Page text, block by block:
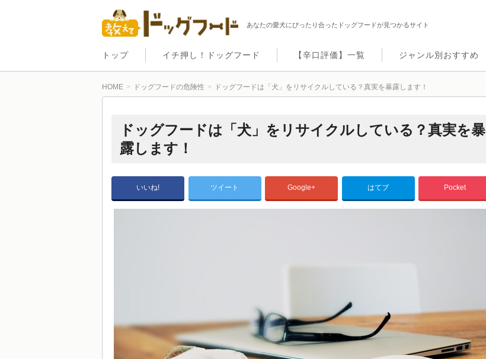
あなたの愛犬にぴったり合ったドッグフードが見つかるサイト
トップ イチ押し！ドッグフード 【辛口評価】一覧 ジャンル別おすすめ
HOME ドッグフードの危険性 ドッグフードは「犬」をリサイクルしている？真実を暴露します！
ドッグフードは「犬」をリサイクルしている？真実を暴
露します！
いいね! ツイート Google+ はてブ Pocket